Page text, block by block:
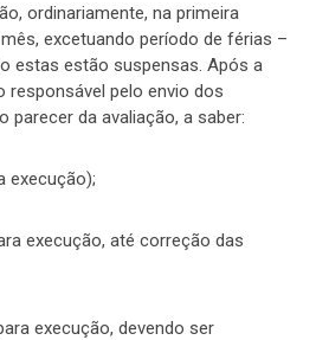
ordinariamente, na primeira
excetuando período de férias –
estas estão suspensas. Após a
responsável pelo envio dos
parecer da avaliação, a saber:
execução);
execução, até correção das
execução, devendo ser